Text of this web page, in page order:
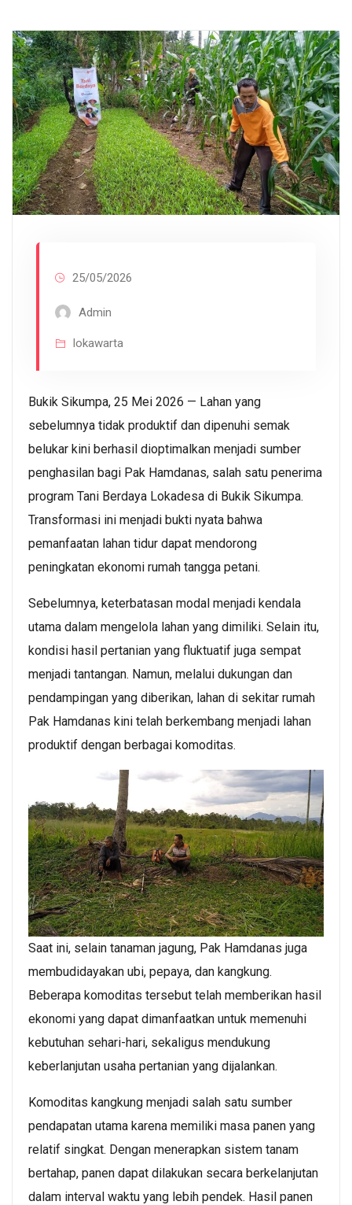
25/05/2026
Admin
lokawarta
Bukik Sikumpa, 25 Mei 2026 — Lahan yang
sebelumnya tidak produktif dan dipenuhi semak
belukar kini berhasil dioptimalkan menjadi sumber
penghasilan bagi Pak Hamdanas, salah satu penerima
program Tani Berdaya Lokadesa di Bukik Sikumpa.
Transformasi ini menjadi bukti nyata bahwa
pemanfaatan lahan tidur dapat mendorong
peningkatan ekonomi rumah tangga petani.
Sebelumnya, keterbatasan modal menjadi kendala
utama dalam mengelola lahan yang dimiliki. Selain itu,
kondisi hasil pertanian yang fluktuatif juga sempat
menjadi tantangan. Namun, melalui dukungan dan
pendampingan yang diberikan, lahan di sekitar rumah
Pak Hamdanas kini telah berkembang menjadi lahan
produktif dengan berbagai komoditas.
Saat ini, selain tanaman jagung, Pak Hamdanas juga
membudidayakan ubi, pepaya, dan kangkung.
Beberapa komoditas tersebut telah memberikan hasil
ekonomi yang dapat dimanfaatkan untuk memenuhi
kebutuhan sehari-hari, sekaligus mendukung
keberlanjutan usaha pertanian yang dijalankan.
Komoditas kangkung menjadi salah satu sumber
pendapatan utama karena memiliki masa panen yang
relatif singkat. Dengan menerapkan sistem tanam
bertahap, panen dapat dilakukan secara berkelanjutan
dalam interval waktu yang lebih pendek. Hasil panen